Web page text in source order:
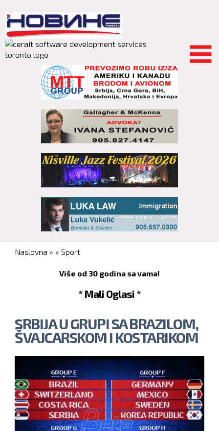
main
content
You are here
Naslovna » » Sport
Više od 30 godina sa vama!
* Mali Oglasi *
SRBIJA U GRUPI SA BRAZILOM,
ŠVAJCARSKOM I KOSTARIKOM